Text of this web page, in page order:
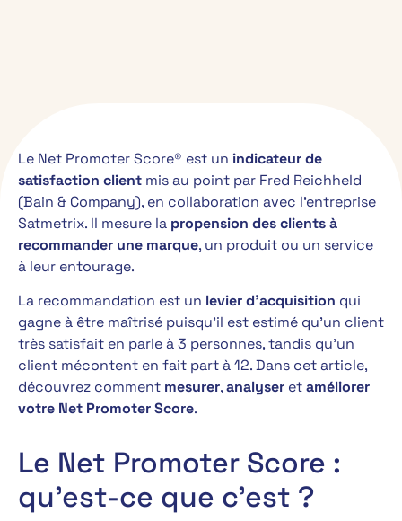
Le Net Promoter Score® est un indicateur de
satisfaction client mis au point par Fred Reichheld
(Bain & Company), en collaboration avec l’entreprise
Satmetrix. Il mesure la propension des clients à
recommander une marque, un produit ou un service
à leur entourage.
La recommandation est un levier d’acquisition qui
gagne à être maîtrisé puisqu’il est estimé qu’un client
très satisfait en parle à 3 personnes, tandis qu’un
client mécontent en fait part à 12. Dans cet article,
découvrez comment mesurer,analyser etaméliorer
votre Net Promoter Score.
Le Net Promoter Score :
qu’est-ce que c’est ?